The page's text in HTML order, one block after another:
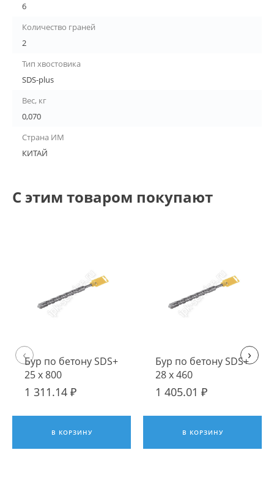
6
Количество граней
2
Тип хвостовика
SDS-plus
Вес, кг
0,070
Страна ИМ
КИТАЙ
С этим товаром покупают
Бур по бетону SDS+
25 х 800
1 311.14 ₽
В КОРЗИНУ
Бур по бетону SDS+
28 х 460
1 405.01 ₽
В КОРЗИНУ
‹ ›